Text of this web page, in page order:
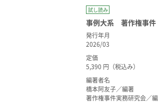
試し読み
事例大系 著作権事件
発行年月
2026/03
定価
5,390 円（税込み）
編著者名
橋本阿友子／編著
著作権事件実務研究会／編